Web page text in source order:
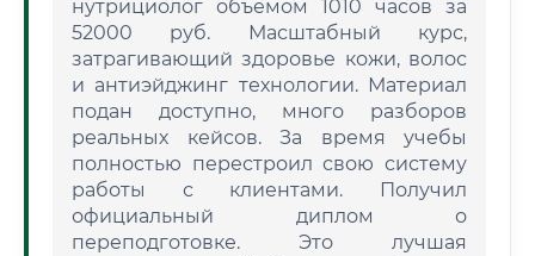
нутрициолог объемом 1010 часов за
52000 руб. Масштабный курс,
затрагивающий здоровье кожи, волос
и антиэйджинг технологии. Материал
подан доступно, много разборов
реальных кейсов. За время учебы
полностью перестроил свою систему
работы с клиентами. Получил
официальный диплом о
переподготовке. Это лучшая